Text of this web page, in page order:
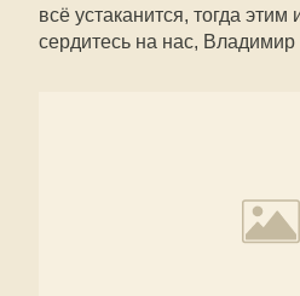
всё устаканится, тогда
сердитесь на нас,